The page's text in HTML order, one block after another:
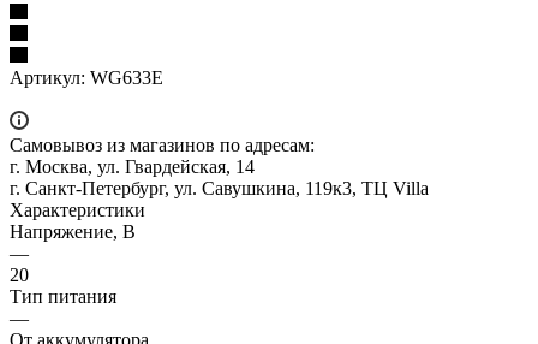
Артикул: WG633E
Самовывоз из магазинов по адресам:
г. Москва, ул. Гвардейская, 14
г. Санкт-Петербург, ул. Савушкина, 119к3, ТЦ Villa
Характеристики
Напряжение, В
—
20
Тип питания
—
От аккумулятора